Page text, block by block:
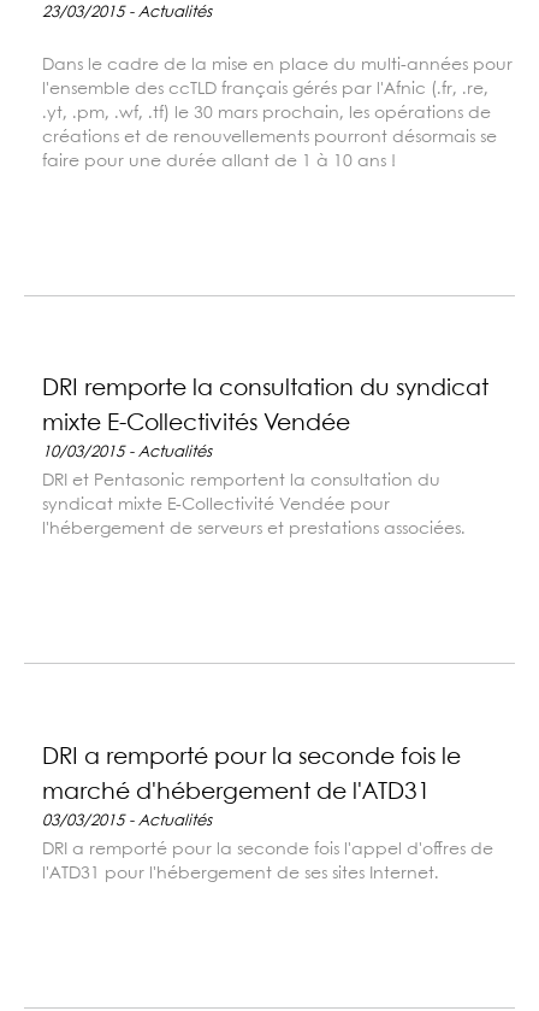
23/03/2015 - Actualités
Dans le cadre de la mise en place du multi-années pour
l'ensemble des ccTLD français gérés par l'Afnic (.fr, .re,
.yt, .pm, .wf, .tf) le 30 mars prochain, les opérations de
créations et de renouvellements pourront désormais se
faire pour une durée allant de 1 à 10 ans !
DRI remporte la consultation du syndicat
mixte E-Collectivités Vendée
10/03/2015 - Actualités
DRI et Pentasonic remportent la consultation du
syndicat mixte E-Collectivité Vendée pour
l'hébergement de serveurs et prestations associées.
DRI a remporté pour la seconde fois le
marché d'hébergement de l'ATD31
03/03/2015 - Actualités
DRI a remporté pour la seconde fois l'appel d'offres de
l'ATD31 pour l'hébergement de ses sites Internet.